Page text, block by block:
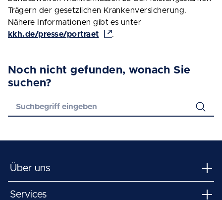
Trägern der gesetzlichen Krankenversicherung.
Nähere Informationen gibt es unter
kkh.de/presse/portraet
.
Noch nicht gefunden, wonach Sie
suchen?
Über uns
Services